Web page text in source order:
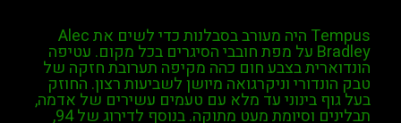
Tempus היה מעורב בסבלנות כדי לשים את Alec
Bradley על מפת חובבי הסיגרים בכל מקום. עטיפה
הונדוארית בצבע חום כהה מקיפה תערובת חזקה של
טבק הונדורי וניקרגואה מיושן לשביעות רצון. החוזק
בעל גוף בינוני עד מלא עם טעמים עשירים של אדמה,
תבלינים וסיומת מעט מתוקה. בנוסף לדירוג של 94,